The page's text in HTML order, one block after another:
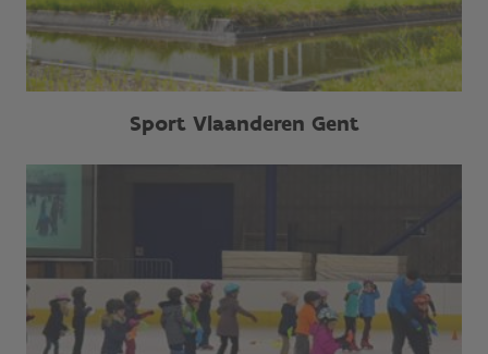
Sport Vlaanderen Gent